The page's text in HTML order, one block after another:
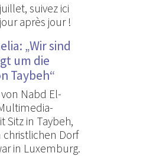
suivez ici
après jour !
„Wir sind
um die
Taybeh“
Nabd El-
Sitz in Taybeh,
Dorf
in Luxemburg.